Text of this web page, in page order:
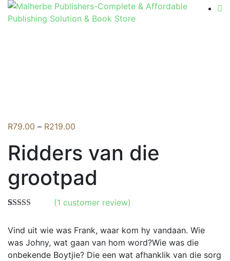
R79.00 – R219.00
R79.00
through
R219.00
Ridders van die
grootpad
based on
customer
rating
(1 customer review)
Vind uit wie was Frank, waar kom hy vandaan. Wie
was Johny, wat gaan van hom word?Wie was die
onbekende Boytjie? Die een wat afhanklik van die sorg